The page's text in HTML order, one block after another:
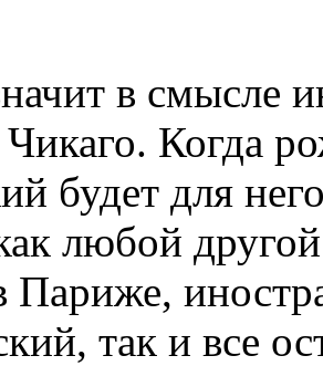
в смысле
Когда
будет для
любой
Париже,
так и все